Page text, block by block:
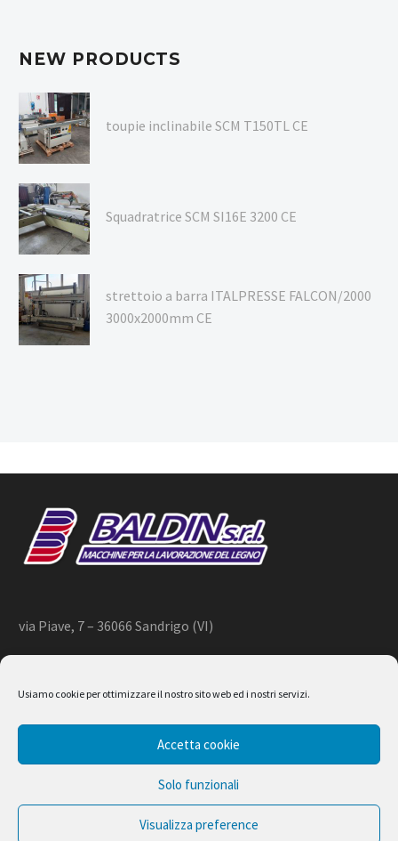
Usiamo cookie per ottimizzare il nostro sito web ed i nostri servizi.
Accetta cookie
Solo funzionali
Visualizza preference
NEW PRODUCTS
toupie inclinabile SCM T150TL CE
Squadratrice SCM SI16E 3200 CE
strettoio a barra ITALPRESSE FALCON/2000
3000x2000mm CE
via Piave, 7 – 36066 Sandrigo (VI)
2020 © BALDIN srl